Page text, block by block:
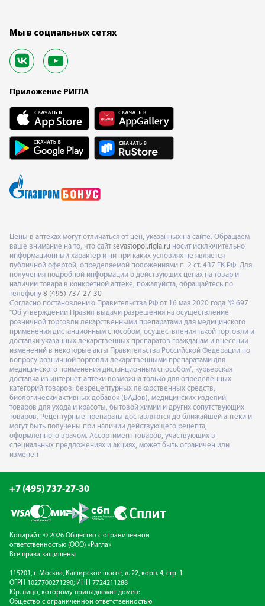
Мы в социальных сетях
Приложение РИГЛА
Цены в аптеках могут отличаться от цен, указанных на сайте. Обращаем
ваше внимание на то, что сайт sevastopol.rigla.ru носит исключительно
информационный характер и ни при каких условиях не является
публичной офертой, определяемой положениями п. 2 ст. 437 ГК РФ. Для
получения подробной информации о действующих ценах на товар и
наличии товара в конкретной аптеке, пожалуйста, обращайтесь по
телефону 8 (495) 737-27-30
Согласно постановлению Правительства РФ от 16 мая 2020 года № 697
"Об утверждении Правил выдачи разрешения на осуществление
розничной торговли лекарственными препаратами для медицинского
применения дистанционным способом, осуществления такой торговли и
доставки указанных лекарственных препаратов гражданам и внесении
изменений в некоторые акты Правительства Российской Федерации по
вопросу розничной торговли лекарственными препаратами для
медицинского применения дистанционным способом", курьерская
доставка из интернет-аптеки возможна только для определённых
категорий товаров: безрецептурных лекарственных средств,
биологически активных добавок (БАДов), медицинских изделий,
товаров для ухода и красоты, бытовой химии и других сопутствующих
товаров. Рецептурные препараты доставляются до ближайшей аптеки и
могут быть получены при наличии действующего рецепта,
оформленного врачом. Ассортимент товаров, участвующих в
специальных предложениях и акциях, может быть ограничен или
изменен
+7 (495) 737-27-30
Копирайт: © 2026 Общество с ограниченной
ответственностью (ООО) «Ригла»
Все права защищены
115201, г. Москва, Каширское шоссе, д. 22, корп. 4, стр. 1
ОГРН 1027700271290; ИНН 7724211288
Юр. лицо, которому принадлежит домен:
Общество с ограниченной ответственностью